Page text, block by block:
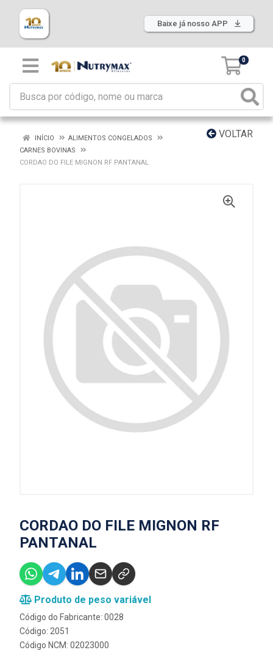
Baixe já nosso APP
0
VOLTAR
INÍCIO
ALIMENTOS CONGELADOS
CARNES BOVINAS
CORDAO DO FILE MIGNON RF PANTANAL
CORDAO DO FILE MIGNON RF
PANTANAL
Produto de peso variável
Código do Fabricante: 0028
Código: 2051
Código NCM: 02023000